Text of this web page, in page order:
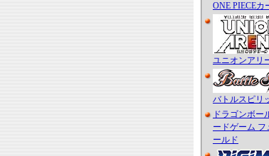
ONE PIECEカ
ユニオンアリ
バトルスピリ
ドラゴンボー
ードゲーム フ
ールド